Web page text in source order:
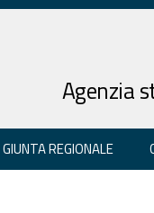
Agenzia
GIUNTA REGIONALE